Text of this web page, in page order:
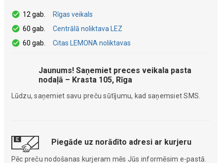
12 gab.
Rīgas veikals
60 gab.
Centrālā noliktava LEZ
60 gab.
Citas LEMONA noliktavas
Jaunums! Saņemiet preces veikala pasta
nodaļā – Krasta 105, Rīga
Lūdzu, saņemiet savu preču sūtījumu, kad saņemsiet SMS.
Piegāde uz norādīto adresi ar kurjeru
Pēc preču nodošanas kurjeram mēs Jūs informēsim e-pastā.